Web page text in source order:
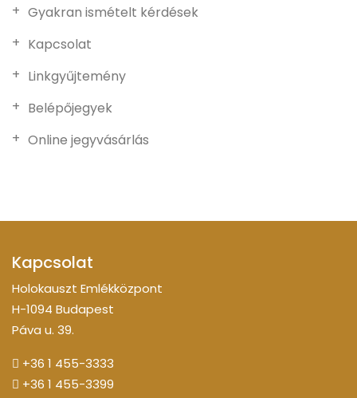
Gyakran ismételt kérdések
Kapcsolat
Linkgyűjtemény
Belépőjegyek
Online jegyvásárlás
Kapcsolat
Holokauszt Emlékközpont
H-1094 Budapest
Páva u. 39.
+36 1 455-3333
+36 1 455-3399